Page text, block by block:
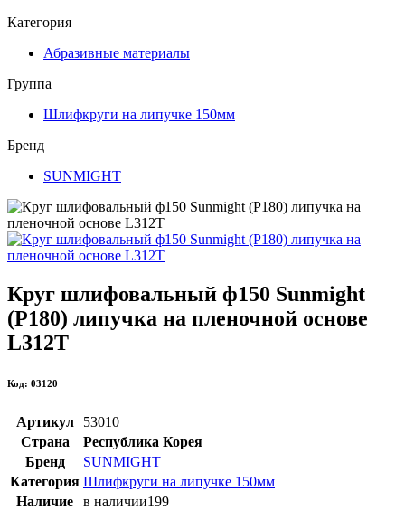
Категория
Абразивные материалы
Группа
Шлифкруги на липучке 150мм
Бренд
SUNMIGHT
Круг шлифовальный ф150 Sunmight
(P180) липучка на пленочной основе
L312T
Код: 03120
Артикул
53010
Страна
Республика Корея
Бренд
SUNMIGHT
Категория Шлифкруги на липучке 150мм
Наличие
в наличии199